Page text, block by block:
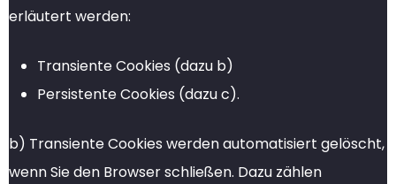
erläutert werden:
Transiente Cookies (dazu b)
Persistente Cookies (dazu c).
b) Transiente Cookies werden automatisiert gelöscht,
wenn Sie den Browser schließen. Dazu zählen